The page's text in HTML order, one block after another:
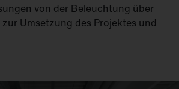
von der Beleuchtung über
Umsetzung des Projektes und